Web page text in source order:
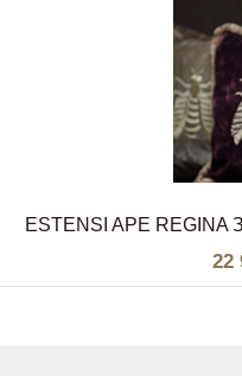
ESTENSI APE
22